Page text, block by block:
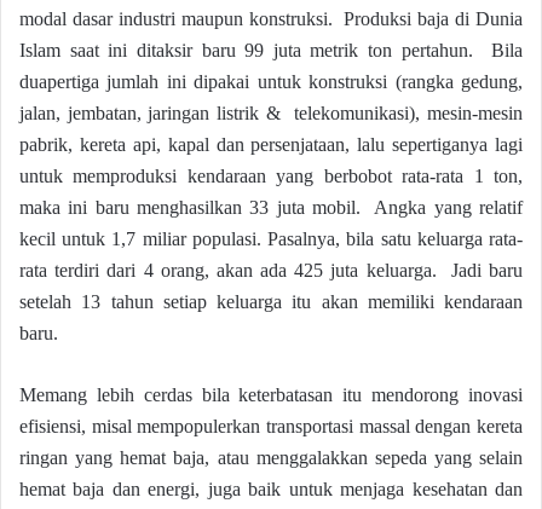
modal dasar industri maupun konstruksi. Produksi baja di Dunia
Islam saat ini ditaksir baru 99 juta metrik ton pertahun. Bila
duapertiga jumlah ini dipakai untuk konstruksi (rangka gedung,
jalan, jembatan, jaringan listrik & telekomunikasi), mesin-mesin
pabrik, kereta api, kapal dan persenjataan, lalu sepertiganya lagi
untuk memproduksi kendaraan yang berbobot rata-rata 1 ton,
maka ini baru menghasilkan 33 juta mobil. Angka yang relatif
kecil untuk 1,7 miliar populasi. Pasalnya, bila satu keluarga rata-
rata terdiri dari 4 orang, akan ada 425 juta keluarga. Jadi baru
setelah 13 tahun setiap keluarga itu akan memiliki kendaraan
baru.
Memang lebih cerdas bila keterbatasan itu mendorong inovasi
efisiensi, misal mempopulerkan transportasi massal dengan kereta
ringan yang hemat baja, atau menggalakkan sepeda yang selain
hemat baja dan energi, juga baik untuk menjaga kesehatan dan